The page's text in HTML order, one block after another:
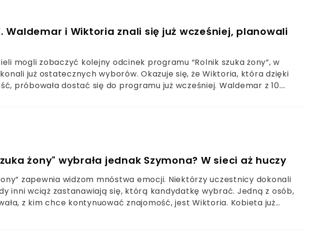
Waldemar i Wiktoria znali się już wcześniej, planowali
mogli zobaczyć kolejny odcinek programu “Rolnik szuka żony”, w
już ostatecznych wyborów. Okazuje się, że Wiktoria, która dzięki
próbowała dostać się do programu już wcześniej. Waldemar z 10.
żony" wybrała jednak Szymona? W sieci aż huczy
zapewnia widzom mnóstwa emocji. Niektórzy uczestnicy dokonali
inni wciąż zastanawiają się, którą kandydatkę wybrać. Jedną z osób,
z kim chce kontynuować znajomość, jest Wiktoria. Kobieta już